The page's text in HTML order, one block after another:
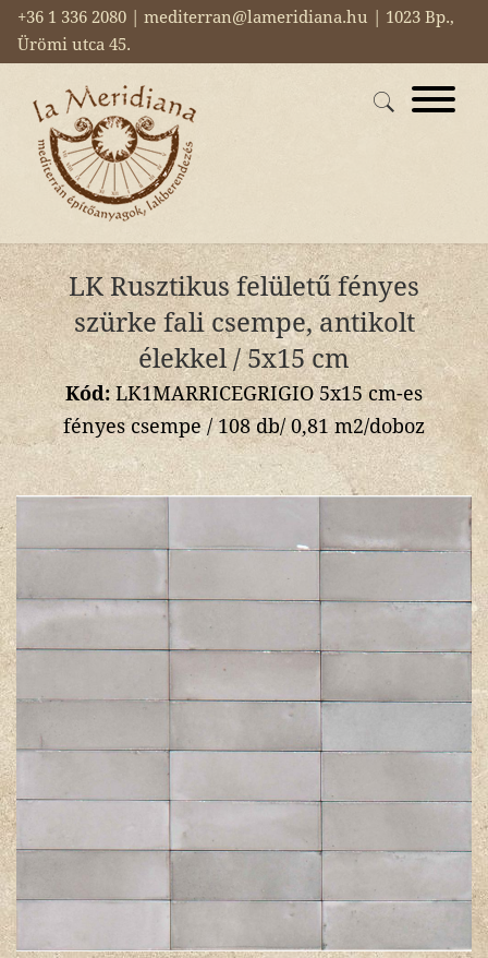
+36 1 336 2080 | mediterran@lameridiana.hu | 1023 Bp.,
Ürömi utca 45.
LK Rusztikus felületű fényes
szürke fali csempe, antikolt
élekkel / 5x15 cm
Kód:LK1MARRICEGRIGIO 5x15 cm-es
fényes csempe / 108 db/ 0,81 m2/doboz